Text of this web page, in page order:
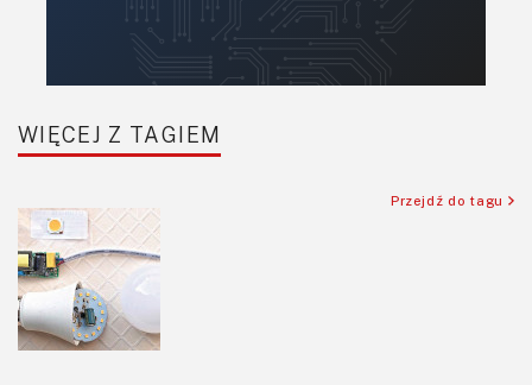
Sensory
Software
Sterowanie
Transformatory
Tranzystory
WIĘCEJ Z TAGIEM
Przejdź do tagu